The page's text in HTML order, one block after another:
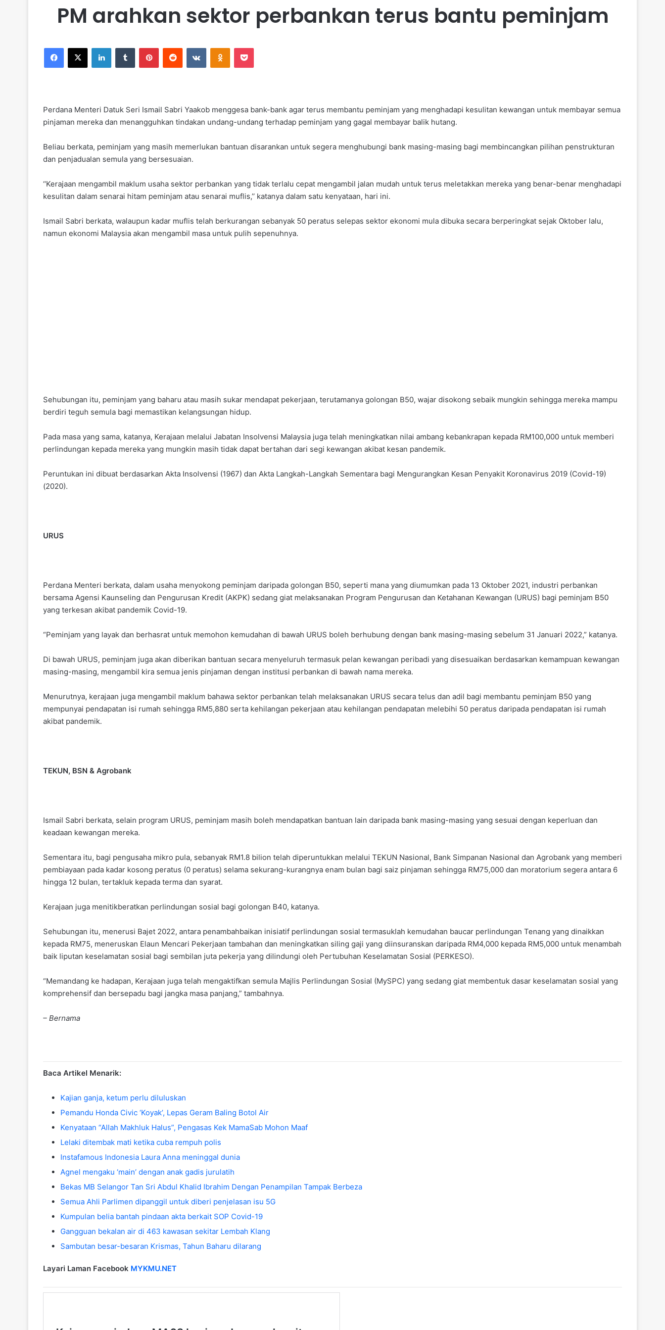
PM arahkan sektor perbankan terus bantu peminjam
Perdana Menteri Datuk Seri Ismail Sabri Yaakob menggesa bank-bank agar terus membantu peminjam yang menghadapi kesulitan kewangan untuk membayar semua
pinjaman mereka dan menangguhkan tindakan undang-undang terhadap peminjam yang gagal membayar balik hutang.
Beliau berkata, peminjam yang masih memerlukan bantuan disarankan untuk segera menghubungi bank masing-masing bagi membincangkan pilihan penstrukturan
dan penjadualan semula yang bersesuaian.
‘‘Kerajaan mengambil maklum usaha sektor perbankan yang tidak terlalu cepat mengambil jalan mudah untuk terus meletakkan mereka yang benar-benar menghadapi
kesulitan dalam senarai hitam peminjam atau senarai muflis,’’ katanya dalam satu kenyataan, hari ini.
Ismail Sabri berkata, walaupun kadar muflis telah berkurangan sebanyak 50 peratus selepas sektor ekonomi mula dibuka secara berperingkat sejak Oktober lalu,
namun ekonomi Malaysia akan mengambil masa untuk pulih sepenuhnya.
Sehubungan itu, peminjam yang baharu atau masih sukar mendapat pekerjaan, terutamanya golongan B50, wajar disokong sebaik mungkin sehingga mereka mampu
berdiri teguh semula bagi memastikan kelangsungan hidup.
Pada masa yang sama, katanya, Kerajaan melalui Jabatan Insolvensi Malaysia juga telah meningkatkan nilai ambang kebankrapan kepada RM100,000 untuk memberi
perlindungan kepada mereka yang mungkin masih tidak dapat bertahan dari segi kewangan akibat kesan pandemik.
Peruntukan ini dibuat berdasarkan Akta Insolvensi (1967) dan Akta Langkah-Langkah Sementara bagi Mengurangkan Kesan Penyakit Koronavirus 2019 (Covid-19)
(2020).
URUS
Perdana Menteri berkata, dalam usaha menyokong peminjam daripada golongan B50, seperti mana yang diumumkan pada 13 Oktober 2021, industri perbankan
bersama Agensi Kaunseling dan Pengurusan Kredit (AKPK) sedang giat melaksanakan Program Pengurusan dan Ketahanan Kewangan (URUS) bagi peminjam B50
yang terkesan akibat pandemik Covid-19.
“Peminjam yang layak dan berhasrat untuk memohon kemudahan di bawah URUS boleh berhubung dengan bank masing-masing sebelum 31 Januari 2022,” katanya.
Di bawah URUS, peminjam juga akan diberikan bantuan secara menyeluruh termasuk pelan kewangan peribadi yang disesuaikan berdasarkan kemampuan kewangan
masing-masing, mengambil kira semua jenis pinjaman dengan institusi perbankan di bawah nama mereka.
Menurutnya, kerajaan juga mengambil maklum bahawa sektor perbankan telah melaksanakan URUS secara telus dan adil bagi membantu peminjam B50 yang
mempunyai pendapatan isi rumah sehingga RM5,880 serta kehilangan pekerjaan atau kehilangan pendapatan melebihi 50 peratus daripada pendapatan isi rumah
akibat pandemik.
TEKUN, BSN & Agrobank
Ismail Sabri berkata, selain program URUS, peminjam masih boleh mendapatkan bantuan lain daripada bank masing-masing yang sesuai dengan keperluan dan
keadaan kewangan mereka.
Sementara itu, bagi pengusaha mikro pula, sebanyak RM1.8 bilion telah diperuntukkan melalui TEKUN Nasional, Bank Simpanan Nasional dan Agrobank yang memberi
pembiayaan pada kadar kosong peratus (0 peratus) selama sekurang-kurangnya enam bulan bagi saiz pinjaman sehingga RM75,000 dan moratorium segera antara 6
hingga 12 bulan, tertakluk kepada terma dan syarat.
Kerajaan juga menitikberatkan perlindungan sosial bagi golongan B40, katanya.
Sehubungan itu, menerusi Bajet 2022, antara penambahbaikan inisiatif perlindungan sosial termasuklah kemudahan baucar perlindungan Tenang yang dinaikkan
kepada RM75, meneruskan Elaun Mencari Pekerjaan tambahan dan meningkatkan siling gaji yang diinsuranskan daripada RM4,000 kepada RM5,000 untuk menambah
baik liputan keselamatan sosial bagi sembilan juta pekerja yang dilindungi oleh Pertubuhan Keselamatan Sosial (PERKESO).
“Memandang ke hadapan, Kerajaan juga telah mengaktifkan semula Majlis Perlindungan Sosial (MySPC) yang sedang giat membentuk dasar keselamatan sosial yang
komprehensif dan bersepadu bagi jangka masa panjang,” tambahnya.
– Bernama
Baca Artikel Menarik:
Kajian ganja, ketum perlu diluluskan
Pemandu Honda Civic ‘Koyak’, Lepas Geram Baling Botol Air
Kenyataan “Allah Makhluk Halus”, Pengasas Kek MamaSab Mohon Maaf
Lelaki ditembak mati ketika cuba rempuh polis
Instafamous Indonesia Laura Anna meninggal dunia
Agnel mengaku ‘main’ dengan anak gadis jurulatih
Bekas MB Selangor Tan Sri Abdul Khalid Ibrahim Dengan Penampilan Tampak Berbeza
Semua Ahli Parlimen dipanggil untuk diberi penjelasan isu 5G
Kumpulan belia bantah pindaan akta berkait SOP Covid-19
Gangguan bekalan air di 463 kawasan sekitar Lembah Klang
Sambutan besar-besaran Krismas, Tahun Baharu dilarang
Layari Laman Facebook MYKMU.NET